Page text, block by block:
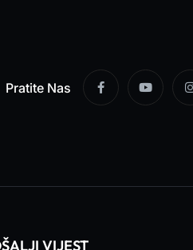
Pratite Nas
VIJEST